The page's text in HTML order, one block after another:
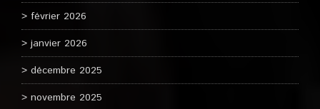
février 2026
janvier 2026
décembre 2025
novembre 2025